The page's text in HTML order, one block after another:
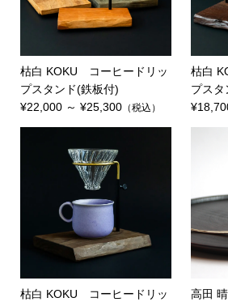
枯白 KOKU コーヒードリッ
プスタンド(鉄板付)
¥22,000 ～ ¥25,300（税込）
枯白
プスタ
枯白 KOKU コーヒードリッ
高田